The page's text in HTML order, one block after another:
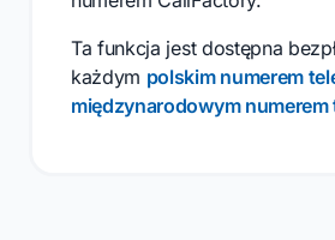
Ta funkcja jest dostępna
każdym polskim numerem
międzynarodowym